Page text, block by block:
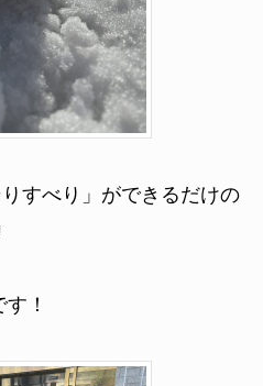
すべり」ができるだけの
！